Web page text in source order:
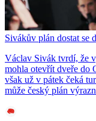
Sivákův plán dostat se
Václav Sivák tvrdí, že
mohla otevřít dveře do
však už v pátek čeká
může český plán